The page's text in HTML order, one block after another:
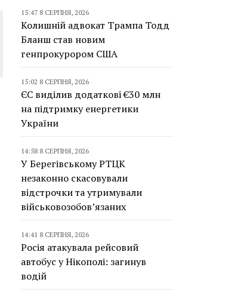
15:47 8 СЕРПНЯ, 2026
Колишній адвокат Трампа Тодд
Бланш став новим
генпрокурором США
15:02 8 СЕРПНЯ, 2026
ЄС виділив додаткові €30 млн
на підтримку енергетики
України
14:58 8 СЕРПНЯ, 2026
У Берегівському РТЦК
незаконно скасовували
відстрочки та утримували
військовозобов’язаних
14:41 8 СЕРПНЯ, 2026
Росія атакувала рейсовий
автобус у Нікополі: загинув
водій